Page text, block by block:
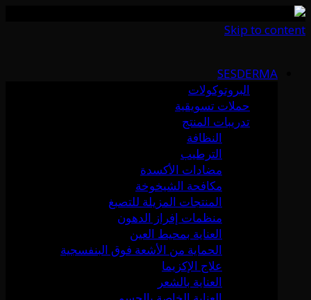
Skip to content
SESDERMA
البروتوكولات
حملات تسويقية
تدريبات المنتج
النظافة
الترطيب
مضادات الأكسدة
مكافحة الشيخوخة
المنتجات المزيلة للتصبغ
منظمات إفراز الدهون
العناية بمحيط العين
الحماية من الأشعة فوق البنفسجية
علاج الإكزيما
العناية بالشعر